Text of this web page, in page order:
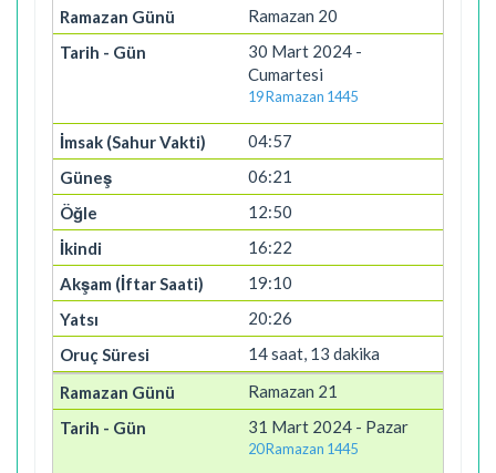
Ramazan 20
30 Mart 2024 -
Cumartesi
19 Ramazan 1445
04:57
06:21
12:50
16:22
19:10
20:26
14 saat, 13 dakika
Ramazan 21
31 Mart 2024 - Pazar
20 Ramazan 1445